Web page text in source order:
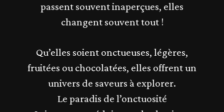
passent souvent inaperçues, elles
changent souvent tout !
Qu’elles soient onctueuses, légères,
fruitées ou chocolatées, elles offrent un
univers de saveurs à explorer.
Le paradis de l’onctuosité